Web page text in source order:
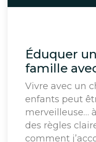
Éduquer
famille
Vivre avec un
enfants peut
merveilleuse…
des règles
comment